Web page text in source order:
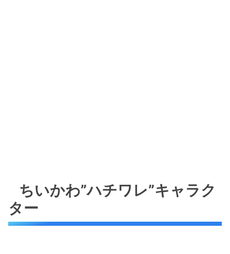
ちいかわ”ハチワレ”キャラク
ター